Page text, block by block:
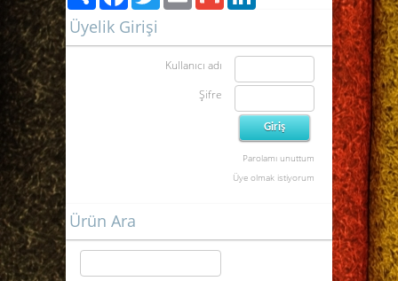
Üyelik Girişi
Kullanıcı adı
Şifre
Parolamı unuttum
Üye olmak istiyorum
Ürün Ara